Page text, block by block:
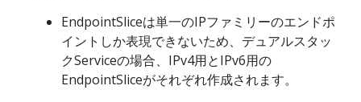
EndpointSliceは単一のIPファミリーのエンドポ
イントしか表現できないため、デュアルスタッ
クServiceの場合、IPv4用とIPv6用の
EndpointSliceがそれぞれ作成されます。